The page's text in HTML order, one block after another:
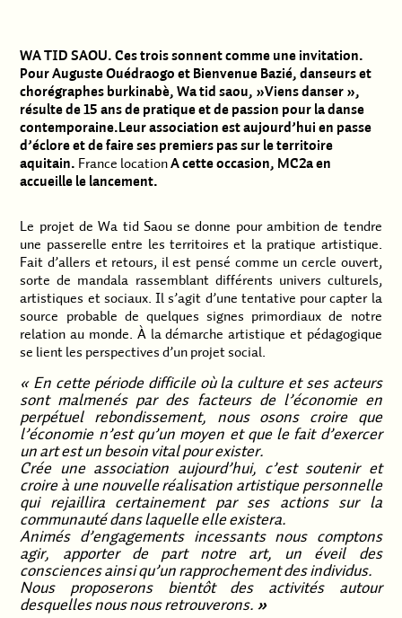
WA TID SAOU. Ces trois sonnent comme une invitation.
Pour Auguste Ouédraogo et Bienvenue Bazié, danseurs et
chorégraphes burkinabè, Wa tid saou, »Viens danser »,
résulte de 15 ans de pratique et de passion pour la danse
contemporaine.Leur association est aujourd’hui en passe
d’éclore et de faire ses premiers pas sur le territoire
aquitain. France locationA cette occasion, MC2a en
accueille le lancement.
Le projet de Wa tid Saou se donne pour ambition de tendre
une passerelle entre les territoires et la pratique artistique.
Fait d’allers et retours, il est pensé comme un cercle ouvert,
sorte de mandala rassemblant différents univers culturels,
artistiques et sociaux. Il s’agit d’une tentative pour capter la
source probable de quelques signes primordiaux de notre
relation au monde. À la démarche artistique et pédagogique
se lient les perspectives d’un projet social.
« En cette période difficile où la culture et ses acteurs
sont malmenés par des facteurs de l’économie en
perpétuel rebondissement, nous osons croire que
l’économie n’est qu’un moyen et que le fait d’exercer
un art est un besoin vital pour exister.
Crée une association aujourd’hui, c’est soutenir et
croire à une nouvelle réalisation artistique personnelle
qui rejaillira certainement par ses actions sur la
communauté dans laquelle elle existera.
Animés d’engagements incessants nous comptons
agir, apporter de part notre art, un éveil des
consciences ainsi qu’un rapprochement des individus.
Nous proposerons bientôt des activités autour
desquelles nous nous retrouverons. »